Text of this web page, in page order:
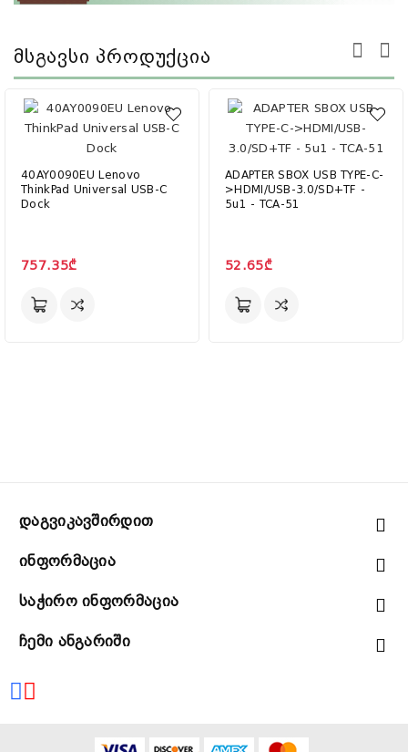
Მსგავსი Პროდუქცია
40AY0090EU Lenovo
ThinkPad Universal USB-C
Dock
757.35₾
ADAPTER SBOX USB TYPE-C-
>HDMI/USB-3.0/SD+TF -
5u1 - TCA-51
52.65₾
Დაგვიკავშირდით
Ინფორმაცია
Საჭირო Ინფორმაცია
Ჩემი Ანგარიში